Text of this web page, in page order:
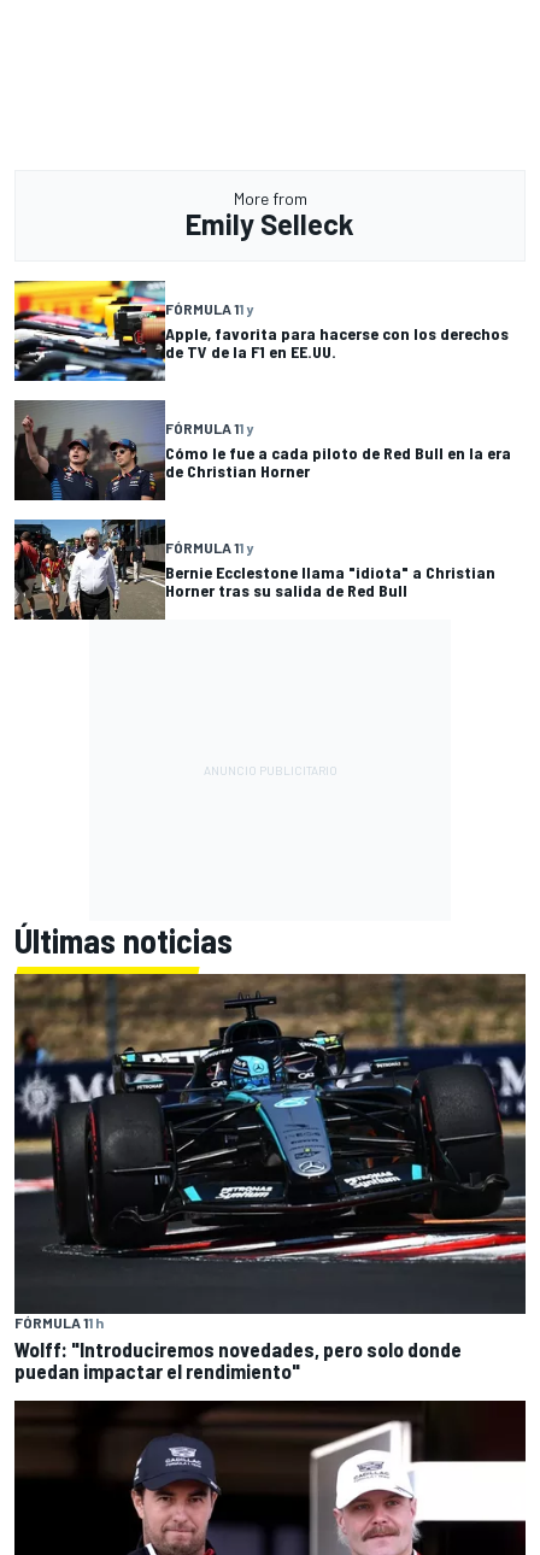
More from
Emily Selleck
FÓRMULA 11 y
Apple, favorita para hacerse con los derechos
de TV de la F1 en EE.UU.
FÓRMULA 11 y
Cómo le fue a cada piloto de Red Bull en la era
de Christian Horner
FÓRMULA 11 y
Bernie Ecclestone llama "idiota" a Christian
Horner tras su salida de Red Bull
Últimas noticias
FÓRMULA 11 h
Wolff: "Introduciremos novedades, pero solo donde
puedan impactar el rendimiento"